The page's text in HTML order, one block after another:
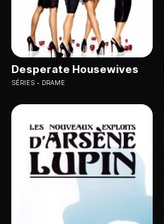
Desperate Housewives
SÉRIES DRAME